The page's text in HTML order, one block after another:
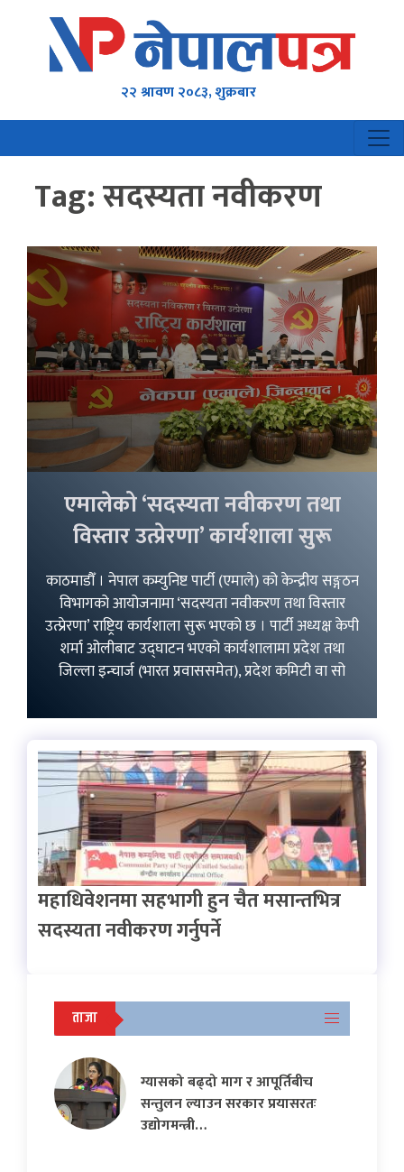
२२ श्रावण २०८३, शुक्रबार
Tag:सदस्यता नवीकरण
एमालेको ‘सदस्यता नवीकरण तथा
विस्तार उत्प्रेरणा’ कार्यशाला सुरू
काठमाडौँ । नेपाल कम्युनिष्ट पार्टी (एमाले) को केन्द्रीय सङ्गठन
विभागको आयोजनामा ‘सदस्यता नवीकरण तथा विस्तार
उत्प्रेरणा’ राष्ट्रिय कार्यशाला सुरू भएको छ । पार्टी अध्यक्ष केपी
शर्मा ओलीबाट उद्घाटन भएको कार्यशालामा प्रदेश तथा
जिल्ला इन्चार्ज (भारत प्रवाससमेत), प्रदेश कमिटी वा सो
महाधिवेशनमा सहभागी हुन चैत मसान्तभित्र
सदस्यता नवीकरण गर्नुपर्ने
ताजा
ग्यासको बढ्दो माग र आपूर्तिबीच
सन्तुलन ल्याउन सरकार प्रयासरतः
उद्योगमन्त्री…